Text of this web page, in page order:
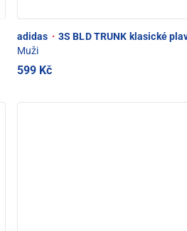
adidas · 3S BLD TRUNK klasické
Muži
599 Kč